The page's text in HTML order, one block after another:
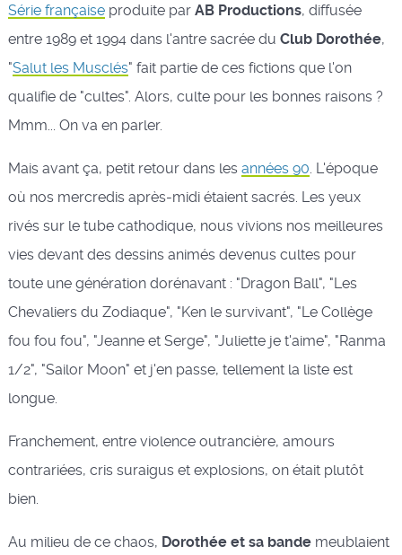
Série françaiseproduite par AB Productions, diffusée
entre 1989 et 1994 dans l'antre sacrée du Club Dorothée,
"Salut les Musclés" fait partie de ces fictions que l'on
qualifie de "cultes". Alors, culte pour les bonnes raisons ?
Mmm... On va en parler.
Mais avant ça, petit retour dans les années 90. L'époque
où nos mercredis après-midi étaient sacrés. Les yeux
rivés sur le tube cathodique, nous vivions nos meilleures
vies devant des dessins animés devenus cultes pour
toute une génération dorénavant : "Dragon Ball", "Les
Chevaliers du Zodiaque", "Ken le survivant", "Le Collège
fou fou fou", "Jeanne et Serge", "Juliette je t'aime", "Ranma
1/2", "Sailor Moon" et j'en passe, tellement la liste est
longue.
Franchement, entre violence outrancière, amours
contrariées, cris suraigus et explosions, on était plutôt
bien.
Au milieu de ce chaos, Dorothée et sa bandemeublaient